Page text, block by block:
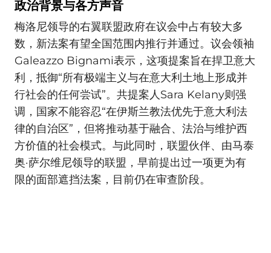
政治背景与各方声音
梅洛尼领导的右翼联盟政府在议会中占有较大多
数，新法案有望全国范围内推行并通过。议会领袖
Galeazzo Bignami表示，这项提案旨在捍卫意大
利，抵御“所有极端主义与在意大利土地上形成并
行社会的任何尝试”。共提案人Sara Kelany则强
调，国家不能容忍“在伊斯兰教法优先于意大利法
律的自治区”，但将推动基于融合、法治与维护西
方价值的社会模式。与此同时，联盟伙伴、由马泰
奥·萨尔维尼领导的联盟，早前提出过一项更为有
限的面部遮挡法案，目前仍在审查阶段。